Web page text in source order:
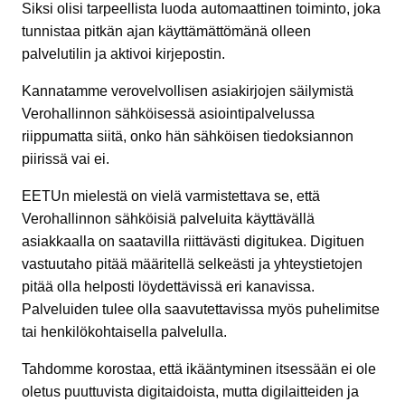
Siksi olisi tarpeellista luoda automaattinen toiminto, joka
tunnistaa pitkän ajan käyttämättömänä olleen
palvelutilin ja aktivoi kirjepostin.
Kannatamme verovelvollisen asiakirjojen säilymistä
Verohallinnon sähköisessä asiointipalvelussa
riippumatta siitä, onko hän sähköisen tiedoksiannon
piirissä vai ei.
EETUn mielestä on vielä varmistettava se, että
Verohallinnon sähköisiä palveluita käyttävällä
asiakkaalla on saatavilla riittävästi digitukea. Digituen
vastuutaho pitää määritellä selkeästi ja yhteystietojen
pitää olla helposti löydettävissä eri kanavissa.
Palveluiden tulee olla saavutettavissa myös puhelimitse
tai henkilökohtaisella palvelulla.
Tahdomme korostaa, että ikääntyminen itsessään ei ole
oletus puuttuvista digitaidoista, mutta digilaitteiden ja